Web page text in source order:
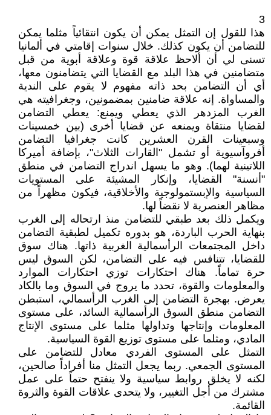
3
هذا للقول إن التمثل يمكن أن يكون انتقائياً مثلما يمكن
للتضامن أن يكون كذلك. خلال سنوات إقامتي في ألمانيا
تسنى لي أن ألاحظ علاقة قوة وعلاقة أبوية من قبل
متضامنين في هذا البلد مع القضايا التي يتضامنون معها،
أي أن التضامن بحد ذاته مفهوم لا يقوم على الندية
والمساواة. إنه علاقة ضامنين بمضمونين، وجغرافيته هي
الغرب المزدهر الذي يعطي ويمنع: يعطي التضامن
لقضايا منتقاة ويمنعه عن قضايا أخرى (بين خمسينات
وسبعينات القرن العشرين كانت جغرافيا التضامن
أفروآسيوية أو تشمل "القارات الثلاث"، بإضافة أميركا
اللاتينية لهما). وهو ما يسهل اندراج التضامن في منطق
"أنسنة" القضايا، وإنكار المشيئة على المستويات
السياسية والإبستمولوجية والأخلاقية، فيكون مظهراً من
مظاهر العنصرية لا نقضاً لها.
ويكمل ذلك بعد طبقي للتضامن منذ ارتحاله إلى الغرب
بنهاية الحرب الباردة، هو بدوره تكميل لطبقية التضامن
داخل المجتمعات الرأسمالية الغربية ذاتها. هناك سوق
للقضايا، تتنافس فيه على التضامن، لكن السوق ليس
حرة تماماً. هناك احتكارات توزي احتكارات الموارد
والمعلومات والقوة، تحدد ما يروج في السوق وما بالكاد
يعرض. بهجرة التضامن إلى الغرب الرأسمالي، استبطن
التضامن منطق السوق الرأسمالية السائد، على مستوى
المعلومات وإنتاجها وتداولها مثلما على مستوى الإنتاج
المادي، ومثلما على مستوى توزيع القوة السياسية.
التمثل على المستوى الفردي معادل للتضامن على
المستوى الجمعي. ربما يجعل التمثل منا أفراداً صالحين،
لكنه لا يخلق روابط سياسية ولا ينفتح حتماً على عمل
مشترك من أجل التغيير، ولا يتحدى علاقات القوة والثروة
القائمة.